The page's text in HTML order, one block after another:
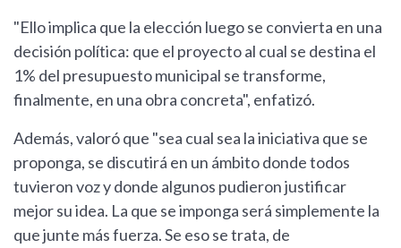
"Ello implica que la elección luego se convierta en una
decisión política: que el proyecto al cual se destina el
1% del presupuesto municipal se transforme,
finalmente, en una obra concreta", enfatizó.
Además, valoró que "sea cual sea la iniciativa que se
proponga, se discutirá en un ámbito donde todos
tuvieron voz y donde algunos pudieron justificar
mejor su idea. La que se imponga será simplemente la
que junte más fuerza. Se eso se trata, de